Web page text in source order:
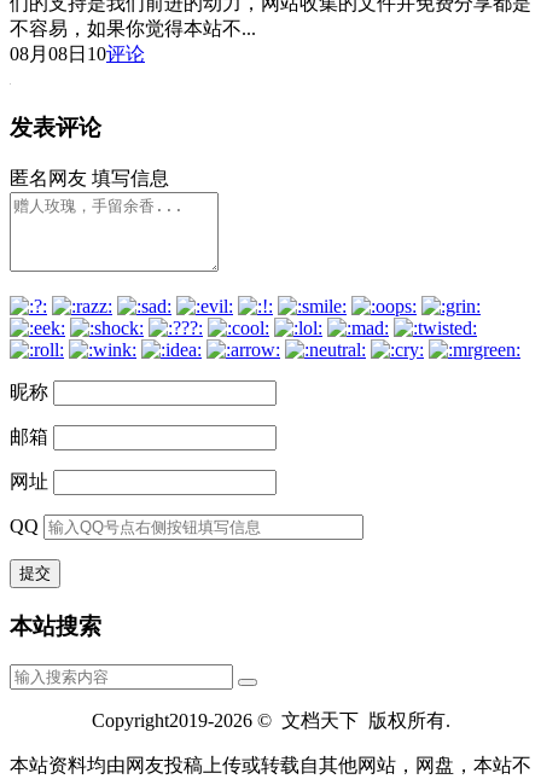
不容易，如果你觉得本站不...
08月08日 10评论
发表评论
匿名网友 填写信息
昵称
邮箱
网址
QQ
本站搜索
Copyright2019-2026 © 文档天下 版权所有.
本站资料均由网友投稿上传或转载自其他网站，网盘，本站不